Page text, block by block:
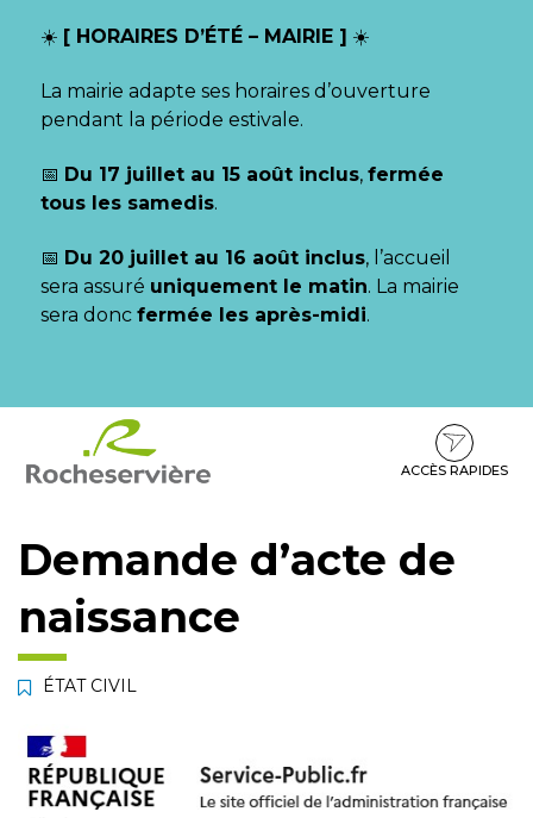
☀️ [ HORAIRES D’ÉTÉ – MAIRIE ] ☀️
La mairie adapte ses horaires d’ouverture
pendant la période estivale.
📅 Du 17 juillet au 15 août inclus, fermée
tous les samedis.
📅 Du 20 juillet au 16 août inclus, l’accueil
sera assuré uniquement le matin. La mairie
sera donc fermée les après-midi.
contenu
pied
ACCÈS RAPIDES
Demande d’acte de
naissance
ÉTAT CIVIL